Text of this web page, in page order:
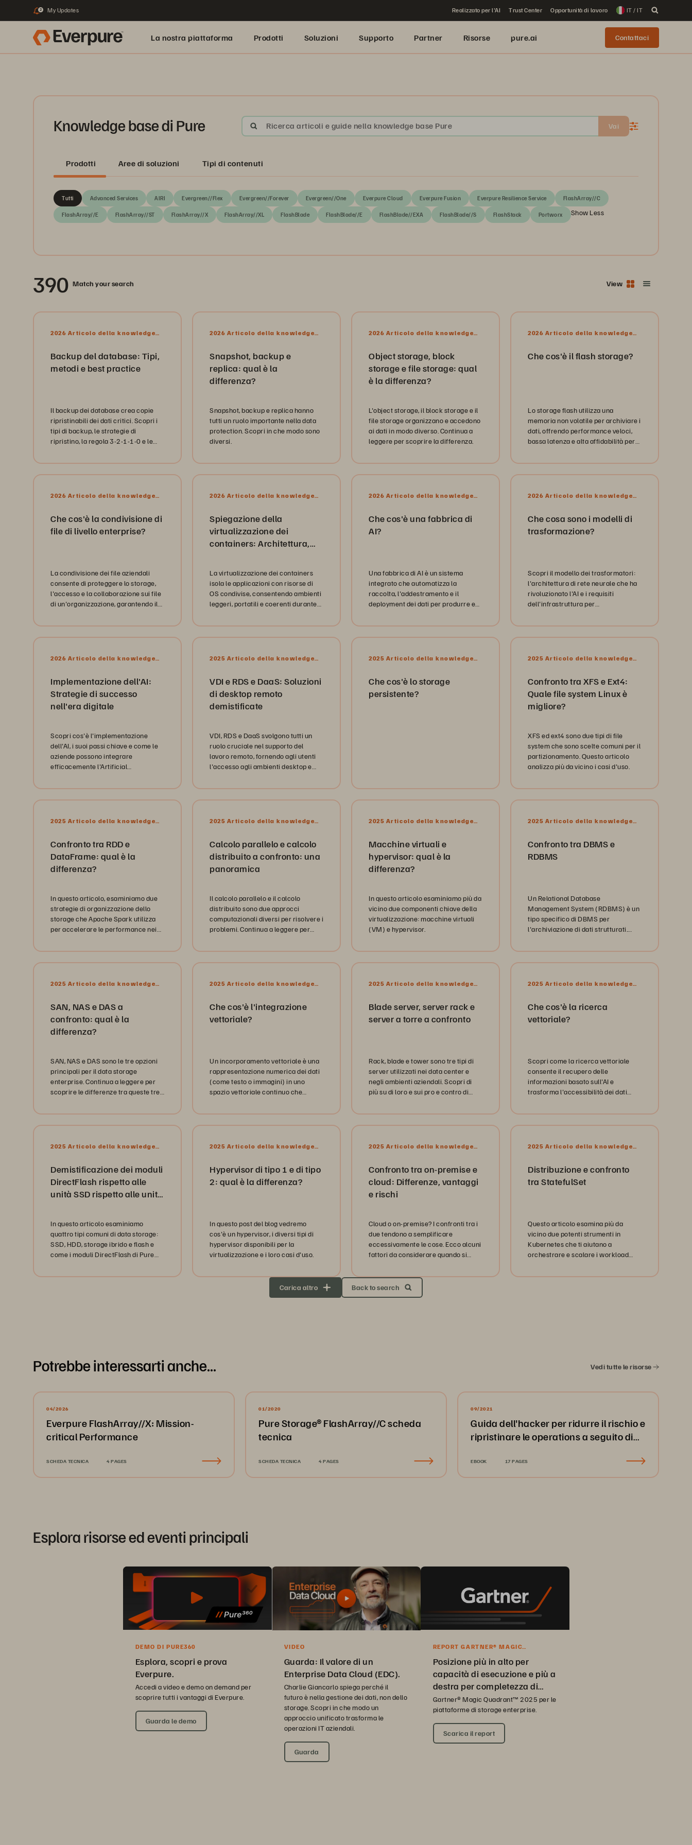
2 My Updates Realizzato per l'AI Trust Center Opportunità di lavoro IT / IT
La nostra piattaforma Prodotti Soluzioni Supporto Partner Risorse pure.ai Contattaci
Knowledge base di Pure Ricerca articoli e guide nella knowledge base Pure Vai
Prodotti Aree di soluzioni Tipi di contenuti
Tutti Advanced Services AIRI Evergreen//Flex Evergreen//Forever Evergreen//One Everpure Cloud Everpure Fusion Everpure Resilience Service FlashArray//C
FlashArray//E FlashArray//ST FlashArray//X FlashArray//XL FlashBlade FlashBlade//E FlashBlade//EXA FlashBlade//S FlashStack Portworx Show Less
390 Match your search View
2026 Articolo della knowledge
Backup del database: Tipi,
metodi e best practice
Il backup dei database crea copie
ripristinabili dei dati critici. Scopri i
tipi di backup, le strategie di
ripristino, la regola 3-2-1-1-0 e le
2026 Articolo della knowledge
Snapshot, backup e
replica: qual è la
differenza?
Snapshot, backup e replica hanno
tutti un ruolo importante nella data
protection. Scopri in che modo sono
diversi.
2026 Articolo della knowledge
Object storage, block
storage e file storage: qual
è la differenza?
L'object storage, il block storage e il
file storage organizzano e accedono
ai dati in modo diverso. Continua a
leggere per scoprire la differenza.
2026 Articolo della knowledge
Che cos'è il flash storage?
Lo storage flash utilizza una
memoria non volatile per archiviare i
dati, offrendo performance veloci,
bassa latenza e alta affidabilità per
moderne.
2026 Articolo della knowledge
Che cos'è la condivisione di
file di livello enterprise?
La condivisione dei file aziendali
consente di proteggere lo storage,
l'accesso e la collaborazione sui file
di un'organizzazione, garantendo il
dei dati.
2026 Articolo della knowledge
Spiegazione della
virtualizzazione dei
containers: Architettura,
La virtualizzazione dei containers
isola le applicazioni con risorse di
OS condivise, consentendo ambienti
leggeri, portatili e coerenti durante
2026 Articolo della knowledge
Che cos'è una fabbrica di
AI?
Una fabbrica di AI è un sistema
integrato che automatizza la
raccolta, l'addestramento e il
deployment dei dati per produrre e
di AI in modo efficiente.
2026 Articolo della knowledge
Che cosa sono i modelli di
trasformazione?
Scopri il modello dei trasformatori:
l'architettura di rete neurale che ha
rivoluzionato l'AI e i requisiti
dell'infrastruttura per
2026 Articolo della knowledge
Implementazione dell'AI:
Strategie di successo
nell'era digitale
Scopri cos'è l'implementazione
dell'AI, i suoi passi chiave e come le
aziende possono integrare
efficacemente l'Artificial
e promuovere l'innovazione.
2025 Articolo della knowledge
VDI e RDS e DaaS: Soluzioni
di desktop remoto
demistificate
VDI, RDS e DaaS svolgono tutti un
ruolo cruciale nel supporto del
lavoro remoto, fornendo agli utenti
l'accesso agli ambienti desktop e
questo articolo, esaminiamo più da
2025 Articolo della knowledge
Che cos'è lo storage
persistente?
2025 Articolo della knowledge
Confronto tra XFS e Ext4:
Quale file system Linux è
migliore?
XFS ed ext4 sono due tipi di file
system che sono scelte comuni per il
partizionamento. Questo articolo
analizza più da vicino i casi d'uso.
2025 Articolo della knowledge
Confronto tra RDD e
DataFrame: qual è la
differenza?
In questo articolo, esaminiamo due
strategie di organizzazione dello
storage che Apache Spark utilizza
per accelerare le performance nei
resilienti (RDD) e DataFrame.
2025 Articolo della knowledge
Calcolo parallelo e calcolo
distribuito a confronto: una
panoramica
Il calcolo parallelo e il calcolo
distribuito sono due approcci
computazionali diversi per risolvere i
problemi. Continua a leggere per
tecnologie.
2025 Articolo della knowledge
Macchine virtuali e
hypervisor: qual è la
differenza?
In questo articolo esaminiamo più da
vicino due componenti chiave della
virtualizzazione: macchine virtuali
(VM) e hypervisor.
2025 Articolo della knowledge
Confronto tra DBMS e
RDBMS
Un Relational Database
Management System (RDBMS) è un
tipo specifico di DBMS per
l'archiviazione di dati strutturati.
informazioni.
2025 Articolo della knowledge
SAN, NAS e DAS a
confronto: qual è la
differenza?
SAN, NAS e DAS sono le tre opzioni
principali per il data storage
enterprise. Continua a leggere per
scoprire le differenze tra queste tre
2025 Articolo della knowledge
Che cos'è l'integrazione
vettoriale?
Un incorporamento vettoriale è una
rappresentazione numerica dei dati
(come testo o immagini) in uno
spazio vettoriale continuo che
strutturali.
2025 Articolo della knowledge
Blade server, server rack e
server a torre a confronto
Rack, blade e tower sono tre tipi di
server utilizzati nei data center e
negli ambienti aziendali. Scopri di
più su di loro e sui pro e contro di
2025 Articolo della knowledge
Che cos'è la ricerca
vettoriale?
Scopri come la ricerca vettoriale
consente il recupero delle
informazioni basato sull'AI e
trasforma l'accessibilità dei dati
2025 Articolo della knowledge
Demistificazione dei moduli
DirectFlash rispetto alle
unità SSD rispetto alle unità
In questo articolo esaminiamo
quattro tipi comuni di data storage:
SSD, HDD, storage ibrido e flash e
come i moduli DirectFlash di Pure
del gioco.
2025 Articolo della knowledge
Hypervisor di tipo 1 e di tipo
2: qual è la differenza?
In questo post del blog vedremo
cos'è un hypervisor, i diversi tipi di
hypervisor disponibili per la
virtualizzazione e i loro casi d'uso.
2025 Articolo della knowledge
Confronto tra on-premise e
cloud: Differenze, vantaggi
e rischi
Cloud o on-premise? I confronti tra i
due tendono a semplificare
eccessivamente le cose. Ecco alcuni
fattori da considerare quando si
dati della propria organizzazione.
2025 Articolo della knowledge
Distribuzione e confronto
tra StatefulSet
Questo articolo esamina più da
vicino due potenti strumenti in
Kubernetes che ti aiutano a
orchestrare e scalare i workload
StatefulSet.
Carica altro
Back to search
Potrebbe interessarti anche... Vedi tutte le risorse
04/2026
Everpure FlashArray//X: Mission-
critical Performance
SCHEDA TECNICA 4 PAGES
01/2020
Pure Storage® FlashArray//C scheda
tecnica
SCHEDA TECNICA 4 PAGES
09/2021
Guida dell'hacker per ridurre il rischio e
ripristinare le operations a seguito di
EBOOK 17 PAGES
Esplora risorse ed eventi principali
DEMO DI PURE360
Esplora, scopri e prova
Everpure.
Accedi a video e demo on demand per
scoprire tutti i vantaggi di Everpure.
Guarda le demo
VIDEO
Guarda: Il valore di un
Enterprise Data Cloud (EDC).
Charlie Giancarlo spiega perché il
futuro è nella gestione dei dati, non dello
storage. Scopri in che modo un
approccio unificato trasforma le
operazioni IT aziendali.
Guarda
REPORT GARTNER® MAGIC
Posizione più in alto per
capacità di esecuzione e più a
destra per completezza di
visione
Gartner® Magic Quadrant™ 2025 per le
piattaforme di storage enterprise.
Scarica il report